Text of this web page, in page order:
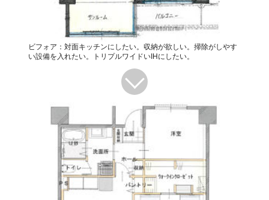
ビフォア：対面キッチンにしたい。収納が欲しい。掃除がしやす
い設備を入れたい。トリプルワイドいIHにしたい。